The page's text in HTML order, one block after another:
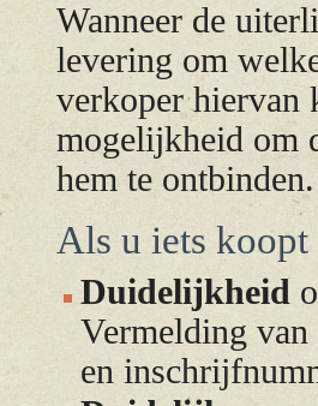
Wanneer de
levering om
verkoper hiervan
mogelijkheid om
hem te ontbinden.
Als u iets
Duidelijkheid
Vermelding van
en